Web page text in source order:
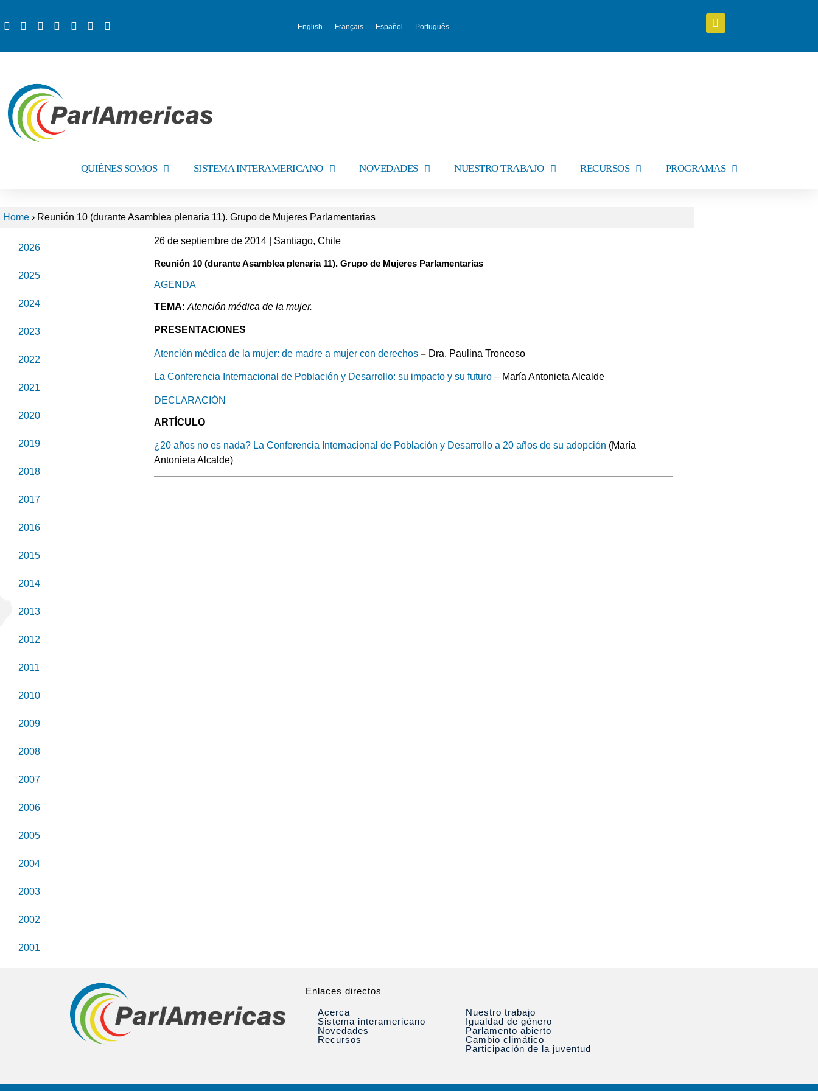
English Français Español Português
QUIÉNES SOMOS SISTEMA INTERAMERICANO NOVEDADES NUESTRO TRABAJO RECURSOS PROGRAMAS
Home › Reunión 10 (durante Asamblea plenaria 11). Grupo de Mujeres Parlamentarias
2026
2025
2024
2023
2022
2021
2020
2019
2018
2017
2016
2015
2014
2013
2012
2011
2010
2009
2008
2007
2006
2005
2004
2003
2002
2001
26 de septiembre de 2014 | Santiago, Chile
Reunión 10 (durante Asamblea plenaria 11). Grupo de Mujeres Parlamentarias
AGENDA
TEMA:Atención médica de la mujer.
PRESENTACIONES
Atención médica de la mujer: de madre a mujer con derechos – Dra. Paulina Troncoso
La Conferencia Internacional de Población y Desarrollo: su impacto y su futuro – María Antonieta Alcalde
DECLARACIÓN
ARTÍCULO
¿20 años no es nada? La Conferencia Internacional de Población y Desarrollo a 20 años de su adopción (María
Antonieta Alcalde)
Enlaces directos
Acerca
Sistema interamericano
Novedades
Recursos
Nuestro trabajo
Igualdad de género
Parlamento abierto
Cambio climático
Participación de la juventud